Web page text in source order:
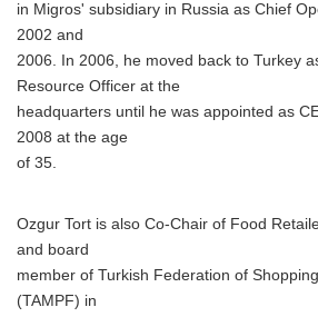
in Migros' subsidiary in Russia as Chief
2002 and
2006. In 2006, he moved back to Turkey
Resource Officer at the
headquarters until he was appointed as
2008 at the age
of 35.
Ozgur Tort is also Co-Chair of Food
and board
member of Turkish Federation of
(TAMPF) in